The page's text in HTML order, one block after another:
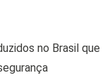
no Brasil que